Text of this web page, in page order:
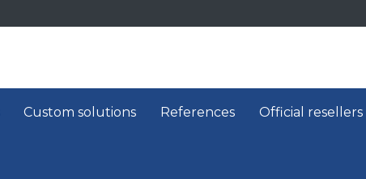
Custom solutions References Official resellers